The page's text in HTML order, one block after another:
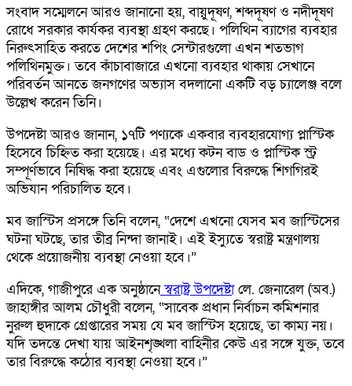
সংবাদ সম্মেলনে আরও জানানো হয়, বায়ুদূষণ, শব্দদূষণ ও নদীদূষণ
রোধে সরকার কার্যকর ব্যবস্থা গ্রহণ করছে। পলিথিন ব্যাগের ব্যবহার
নিরুৎসাহিত করতে দেশের শপিং সেন্টারগুলো এখন শতভাগ
পলিথিনমুক্ত। তবে কাঁচাবাজারে এখনো ব্যবহার থাকায় সেখানে
পরিবর্তন আনতে জনগণের অভ্যাস বদলানো একটি বড় চ্যালেঞ্জ বলে
উল্লেখ করেন তিনি।
উপদেষ্টা আরও জানান, ১৭টি পণ্যকে একবার ব্যবহারযোগ্য প্লাস্টিক
হিসেবে চিহ্নিত করা হয়েছে। এর মধ্যে কটন বাড ও প্লাস্টিক স্ট্র
সম্পূর্ণভাবে নিষিদ্ধ করা হয়েছে এবং এগুলোর বিরুদ্ধে শিগগিরই
অভিযান পরিচালিত হবে।
মব জাস্টিস প্রসঙ্গে তিনি বলেন, “দেশে এখনো যেসব মব জাস্টিসের
ঘটনা ঘটছে, তার তীব্র নিন্দা জানাই। এই ইস্যুতে স্বরাষ্ট্র মন্ত্রণালয়
থেকে প্রয়োজনীয় ব্যবস্থা নেওয়া হবে।”
এদিকে, গাজীপুরে এক অনুষ্ঠানেস্বরাষ্ট্র উপদেষ্টালে. জেনারেল (অব.)
জাহাঙ্গীর আলম চৌধুরী বলেন, “সাবেক প্রধান নির্বাচন কমিশনার
নুরুল হুদাকে গ্রেপ্তারের সময় যে মব জাস্টিস হয়েছে, তা কাম্য নয়।
যদি তদন্তে দেখা যায় আইনশৃঙ্খলা বাহিনীর কেউ এর সঙ্গে যুক্ত, তবে
তার বিরুদ্ধে কঠোর ব্যবস্থা নেওয়া হবে।”